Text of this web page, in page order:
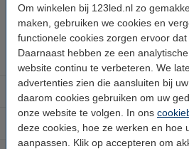
Om winkelen bij 123led.nl zo
maken, gebruiken we cookies en
functionele cookies zorgen ervoor
Daarnaast hebben ze een
website continu te verbeteren. We
advertenties zien die aansluiten bij
daarom cookies gebruiken om uw
onze website te volgen. In ons
deze cookies, hoe ze werken en hoe
aanpassen. Klik op accepteren om
Hulp nodig? Bel ons op
Op werkdagen van
Led-lampen
Buitenverlichting